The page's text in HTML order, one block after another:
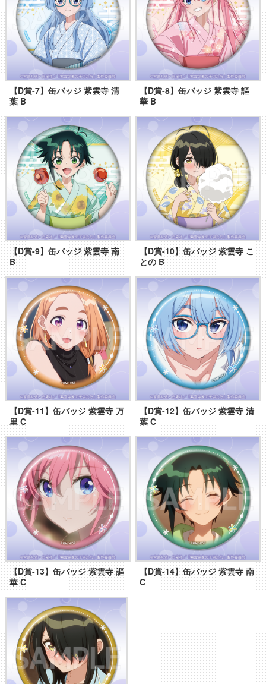
【D賞-7】缶バッジ 紫雲寺 清
葉 B
【D賞-8】缶バッジ 紫雲寺 謳
華 B
【D賞-9】缶バッジ 紫雲寺 南
B
【D賞-10】缶バッジ 紫雲寺 こ
との B
【D賞-11】缶バッジ 紫雲寺 万
里 C
【D賞-12】缶バッジ 紫雲寺 清
葉 C
【D賞-13】缶バッジ 紫雲寺 謳
華 C
【D賞-14】缶バッジ 紫雲寺 南
C